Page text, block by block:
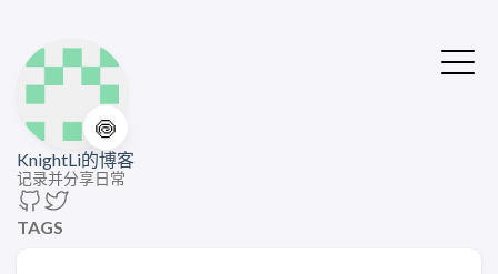
🍥
KnightLi的博客
记录并分享日常
TAGS